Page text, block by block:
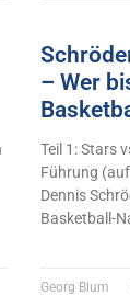
– Wer
Teil 1: Stars
Führung
Dennis
Basketball-
Georg Blum